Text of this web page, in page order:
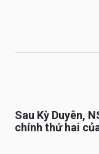
Sau Kỳ Duyên,
chính thứ hai